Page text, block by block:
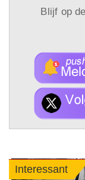
Blijf op
Interessant